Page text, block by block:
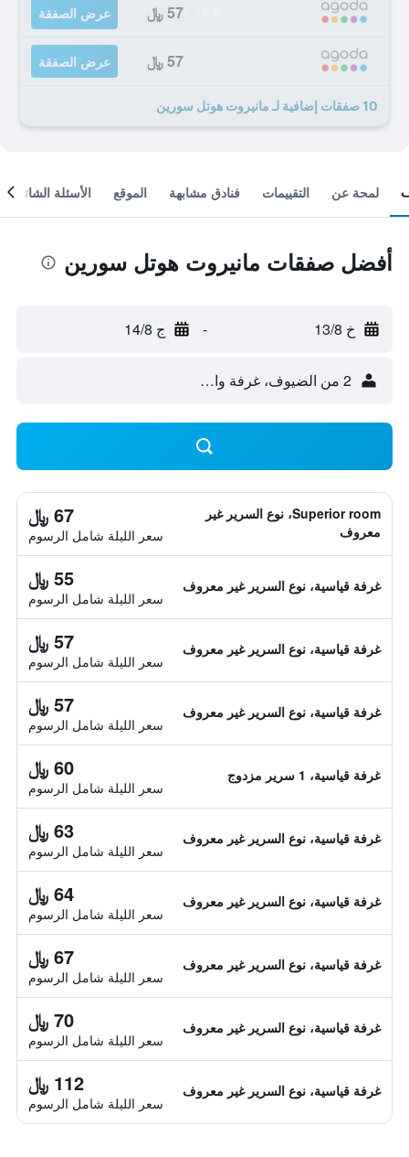
57 ﷼ عرض الصفقة
57 ﷼ عرض الصفقة
10 صفقات إضافية لـ مانيروت هوتل سورين
لمحة عن التقييمات فنادق مشابهة الموقع الأسئلة الشائعة
أفضل صفقات مانيروت هوتل سورين
خ 13/8 - ج 14/8
2 من الضيوف، غرفة واحدة
Superior room، نوع السرير غير
معروف
67 ﷼
سعر الليلة شامل الرسوم
غرفة قياسية، نوع السرير غير معروف 55 ﷼
سعر الليلة شامل الرسوم
غرفة قياسية، نوع السرير غير معروف 57 ﷼
سعر الليلة شامل الرسوم
غرفة قياسية، نوع السرير غير معروف 57 ﷼
سعر الليلة شامل الرسوم
غرفة قياسية، 1 سرير مزدوج 60 ﷼
سعر الليلة شامل الرسوم
غرفة قياسية، نوع السرير غير معروف 63 ﷼
سعر الليلة شامل الرسوم
غرفة قياسية، نوع السرير غير معروف 64 ﷼
سعر الليلة شامل الرسوم
غرفة قياسية، نوع السرير غير معروف 67 ﷼
سعر الليلة شامل الرسوم
غرفة قياسية، نوع السرير غير معروف 70 ﷼
سعر الليلة شامل الرسوم
غرفة قياسية، نوع السرير غير معروف 112 ﷼
سعر الليلة شامل الرسوم